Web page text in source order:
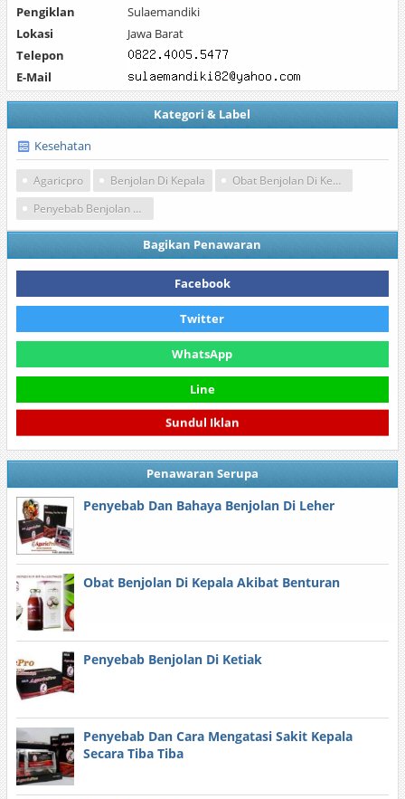
Pengiklan
Sulaemandiki
Lokasi
Jawa Barat
Telepon
E-Mail
Kategori & Label
Kesehatan
Agaricpro Benjolan Di Kepala
Obat Benjolan Di Kepala
Penyebab Benjolan Di Kepala
Bagikan Penawaran
Facebook
Twitter
WhatsApp
Line
Sundul Iklan
Penawaran Serupa
Penyebab Dan Bahaya Benjolan Di Leher
Obat Benjolan Di Kepala Akibat Benturan
Penyebab Benjolan Di Ketiak
Penyebab Dan Cara Mengatasi Sakit Kepala
Secara Tiba Tiba